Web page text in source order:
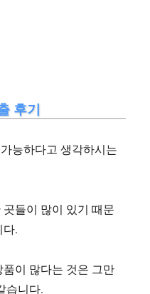
후기
능하다고 생각하시는
들이 많이 있기 때문
다.
이 많다는 것은 그만
습니다.